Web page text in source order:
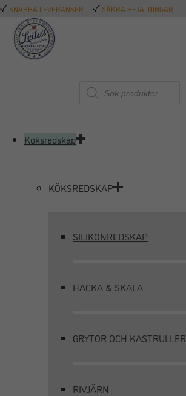
SNABBA LEVERANSER SÄKRA BETALNINGAR
Produktsökning
Köksredskap
KÖKSREDSKAP
SILIKONREDSKAP
HACKA & SKALA
GRYTOR OCH KASTRULLER
RIVJÄRN